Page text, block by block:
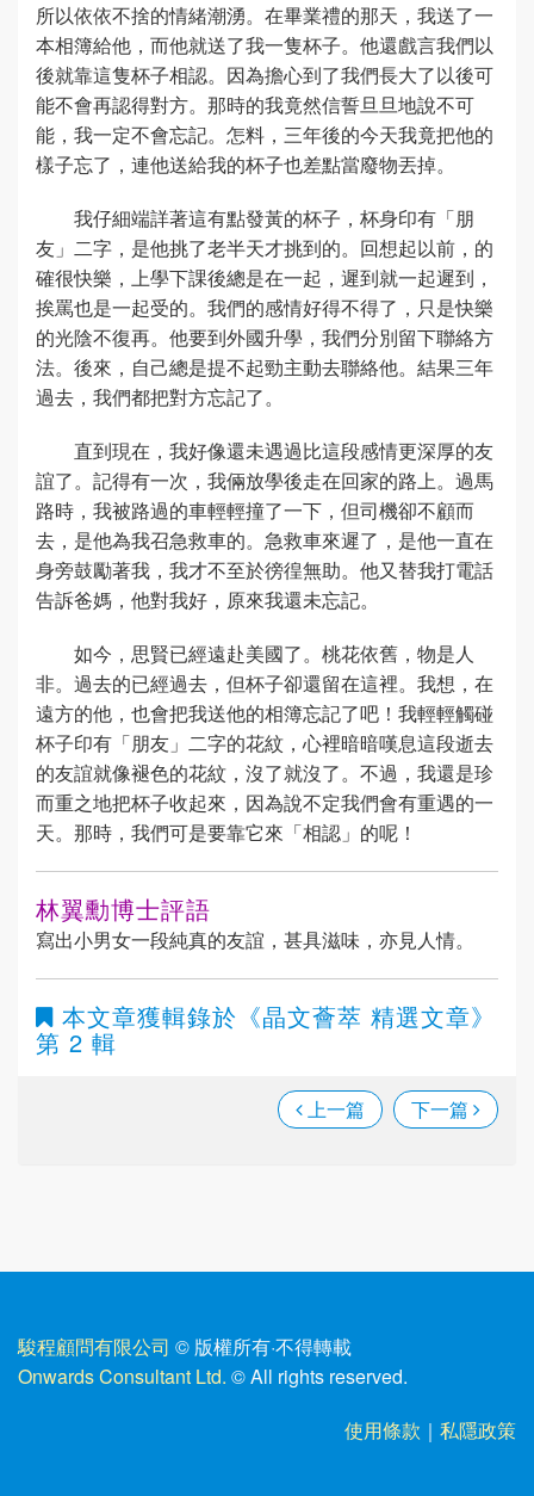
所以依依不捨的情緒潮湧。在畢業禮的那天，我送了一
本相簿給他，而他就送了我一隻杯子。他還戲言我們以
後就靠這隻杯子相認。因為擔心到了我們長大了以後可
能不會再認得對方。那時的我竟然信誓旦旦地說不可
能，我一定不會忘記。怎料，三年後的今天我竟把他的
樣子忘了，連他送給我的杯子也差點當廢物丟掉。
我仔細端詳著這有點發黃的杯子，杯身印有「朋
友」二字，是他挑了老半天才挑到的。回想起以前，的
確很快樂，上學下課後總是在一起，遲到就一起遲到，
挨罵也是一起受的。我們的感情好得不得了，只是快樂
的光陰不復再。他要到外國升學，我們分別留下聯絡方
法。後來，自己總是提不起勁主動去聯絡他。結果三年
過去，我們都把對方忘記了。
直到現在，我好像還未遇過比這段感情更深厚的友
誼了。記得有一次，我倆放學後走在回家的路上。過馬
路時，我被路過的車輕輕撞了一下，但司機卻不顧而
去，是他為我召急救車的。急救車來遲了，是他一直在
身旁鼓勵著我，我才不至於徬徨無助。他又替我打電話
告訴爸媽，他對我好，原來我還未忘記。
如今，思賢已經遠赴美國了。桃花依舊，物是人
非。過去的已經過去，但杯子卻還留在這裡。我想，在
遠方的他，也會把我送他的相簿忘記了吧！我輕輕觸碰
杯子印有「朋友」二字的花紋，心裡暗暗嘆息這段逝去
的友誼就像褪色的花紋，沒了就沒了。不過，我還是珍
而重之地把杯子收起來，因為說不定我們會有重遇的一
天。那時，我們可是要靠它來「相認」的呢！
林翼勳博士評語
寫出小男女一段純真的友誼，甚具滋味，亦見人情。
本文章獲輯錄於 《晶文薈萃 精選文章》
第 2 輯
上一篇 下一篇
駿程顧問有限公司 © 版權所有·不得轉載
Onwards Consultant Ltd. © All rights reserved.
使用條款 ｜ 私隱政策